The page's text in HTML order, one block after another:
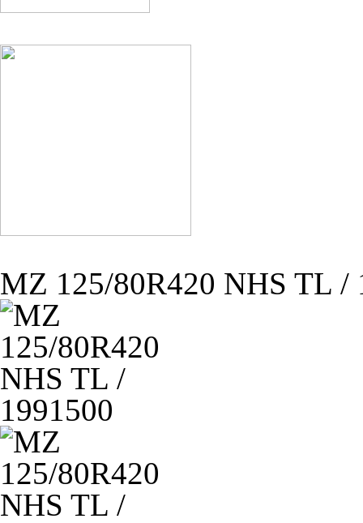
MZ 125/80R420 NHS TL /